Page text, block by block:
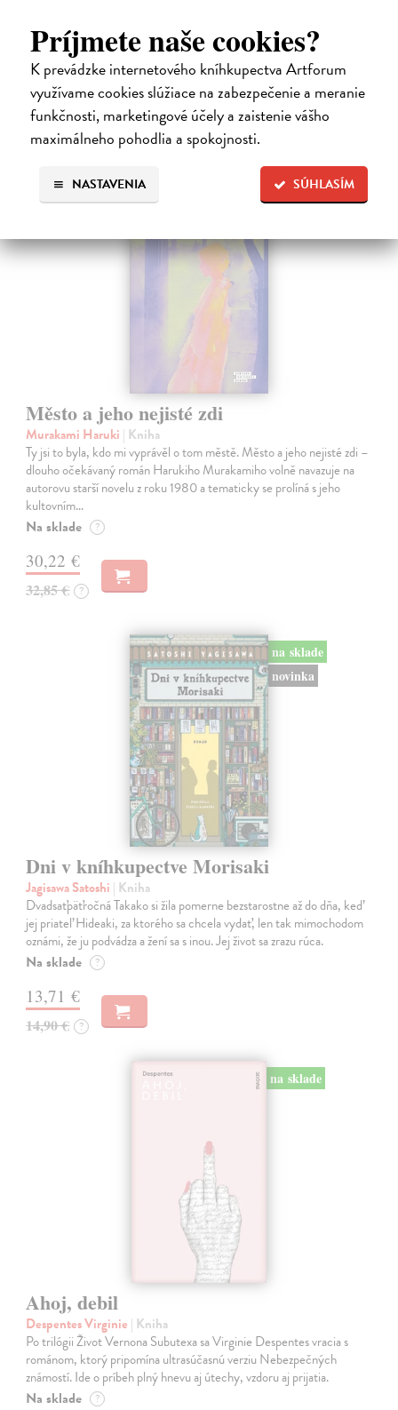
Príjmete naše cookies?
K prevádzke internetového kníhkupectva Artforum
využívame cookies slúžiace na zabezpečenie a meranie
funkčnosti, marketingové účely a zaistenie vášho
maximálneho pohodlia a spokojnosti.
SÚHLASÍM
NASTAVENIA
Nočný vlak do Lisabonu či Váha slov podnietili milióny čitateľov k
zamysleniu sa nad veľkými témami, ako sú identita, sloboda, čas či…
Na sklade ?
12,30 €
12,95 € ?
na sklade
Město a jeho nejisté zdi
Murakami Haruki | Kniha
Ty jsi to byla, kdo mi vyprávěl o tom městě. Město a jeho nejisté zdi –
dlouho očekávaný román Harukiho Murakamiho volně navazuje na
autorovu starší novelu z roku 1980 a tematicky se prolíná s jeho
kultovním…
Na sklade ?
30,22 €
32,85 € ?
na sklade
novinka
Dni v kníhkupectve Morisaki
Jagisawa Satoshi | Kniha
Dvadsaťpäťročná Takako si žila pomerne bezstarostne až do dňa, keď
jej priateľ Hideaki, za ktorého sa chcela vydať, len tak mimochodom
oznámi, že ju podvádza a žení sa s inou. Jej život sa zrazu rúca.
Na sklade ?
13,71 €
14,90 € ?
na sklade
Ahoj, debil
Despentes Virginie | Kniha
Po trilógii Život Vernona Subutexa sa Virginie Despentes vracia s
románom, ktorý pripomína ultrasúčasnú verziu Nebezpečných
známostí. Ide o príbeh plný hnevu aj útechy, vzdoru aj prijatia.
Na sklade ?